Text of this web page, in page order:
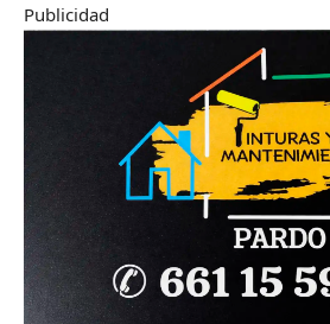
Publicidad